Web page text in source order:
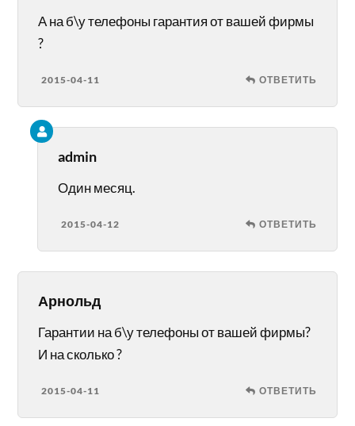
А на б\у телефоны гарантия от вашей фирмы
?
2015-04-11 ОТВЕТИТЬ
admin
Один месяц.
2015-04-12 ОТВЕТИТЬ
Арнольд
Гарантии на б\у телефоны от вашей фирмы?
И на сколько ?
2015-04-11 ОТВЕТИТЬ